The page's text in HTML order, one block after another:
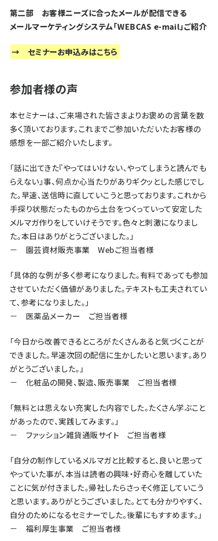
第二部 お客様ニーズに合ったメールが配信できる
メールマーケティングシステム「WEBCAS e-mail」ご紹介
→ セミナーお申込みはこちら
参加者様の声
本セミナーは、ご来場された皆さまよりお褒めの言葉を数
多く頂いております。これまでご参加いただいたお客様の
感想を一部ご紹介いたします。
「話に出てきた『やってはいけない、やってしまうと読んでも
らえない』事、何点か心当たりがありギクッとした感じでし
た。早速、送信時に直していこうと思っております。これから
手探り状態だったものから土台をつくっていって安定した
メルマガ作りをしていけそうです。色々と刺激になりまし
た。本日はありがとうございました。」
－ 園芸資材販売事業 Webご担当者様
「具体的な例が多く参考になりました。有料であっても参加
させていただく価値がありました。テキストも工夫されてい
て、参考になりました。」
－ 医薬品メーカー ご担当者様
「今日から改善できるところがたくさんあると気づくことが
できました。早速次回の配信に生かしたいと思います。あり
がとうございました。」
－ 化粧品の開発、製造、販売事業 ご担当者様
「無料とは思えない充実した内容でした。たくさん学ぶこと
があったので、実践してみます。」
－ ファッション雑貨通販サイト ご担当者様
「自分の制作しているメルマガと比較すると、良いと思って
やっていた事が、本当は読者の興味・好奇心を離していた
ことに気が付きました。帰社したらさっそく修正していこう
と思います。ありがとうございました。とても分かりやすく、
自分のためになるセミナーでした。後輩にもすすめます。」
－ 福利厚生事業 ご担当者様